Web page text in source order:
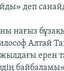
деп
нағыз
Алтай
ерен